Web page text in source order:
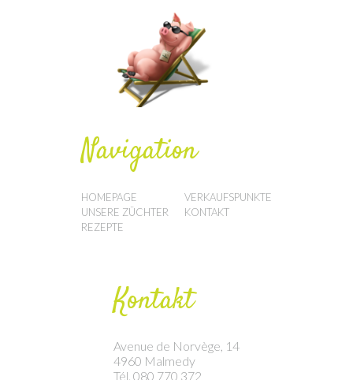
Navigation
HOMEPAGE
UNSERE ZÜCHTER
REZEPTE
VERKAUFSPUNKTE
KONTAKT
Kontakt
Avenue de Norvège, 14
4960 Malmedy
Tél. 080 770 372